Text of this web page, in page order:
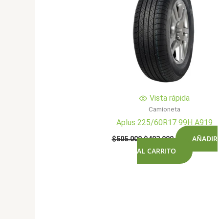
Vista rápida
Camioneta
Aplus 225/60R17 99H A919
$505.000El
original
era:
$403.900El
actual
es:
AÑADIR
AL CARRITO